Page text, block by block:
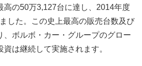
高の50万3,127台に達し、2014年度
した。この史上最高の販売台数及び
、ボルボ・カー・グループのグロー
は継続して実施されます。